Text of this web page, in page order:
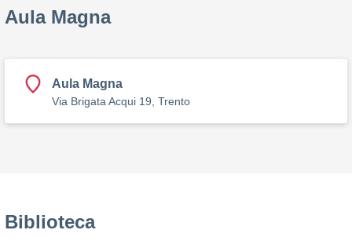
Aula Magna
Aula Magna
Via Brigata Acqui 19, Trento
Biblioteca